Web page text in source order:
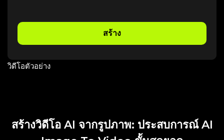
สร้าง
วิดีโอตัวอย่าง
สร้างวิดีโอ AI จากรูปภาพ: ประสบการณ์ AI